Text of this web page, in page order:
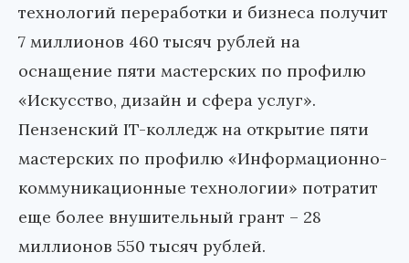
технологий переработки и бизнеса получит
7 миллионов 460 тысяч рублей на
оснащение пяти мастерских по профилю
«Искусство, дизайн и сфера услуг».
Пензенский IT-колледж на открытие пяти
мастерских по профилю «Информационно-
коммуникационные технологии» потратит
еще более внушительный грант – 28
миллионов 550 тысяч рублей.